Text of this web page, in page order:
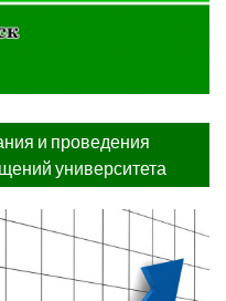
и проведения
университета